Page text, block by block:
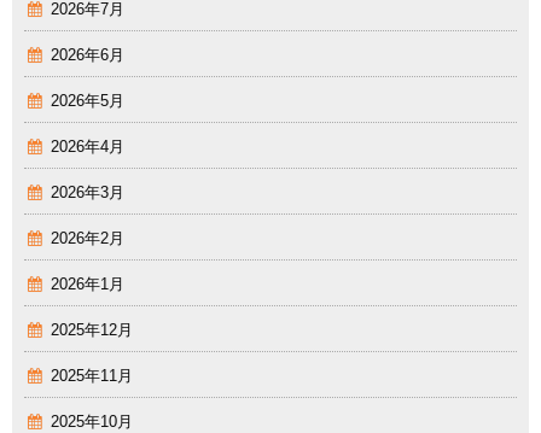
2026年7月
2026年6月
2026年5月
2026年4月
2026年3月
2026年2月
2026年1月
2025年12月
2025年11月
2025年10月